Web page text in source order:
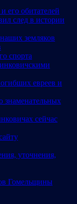
его обитателей
след в истории
земляков
спорта
евреев и
знаменательных
сейчас
уточнения,
Гомельщины